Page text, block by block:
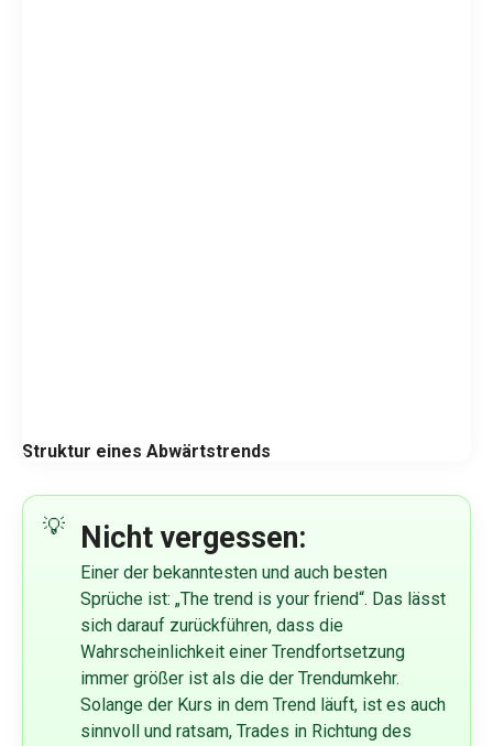
Struktur eines Abwärtstrends
Nicht vergessen:
Einer der bekanntesten und auch besten
Sprüche ist: „The trend is your friend“. Das lässt
sich darauf zurückführen, dass die
Wahrscheinlichkeit einer Trendfortsetzung
immer größer ist als die der Trendumkehr.
Solange der Kurs in dem Trend läuft, ist es auch
sinnvoll und ratsam, Trades in Richtung des